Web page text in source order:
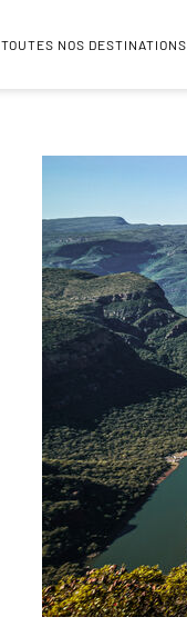
TOUTES NOS DESTINATIONS